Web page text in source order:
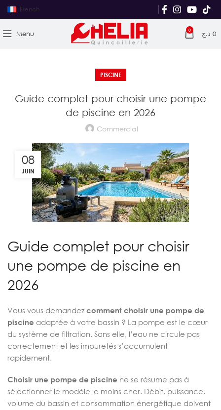
French
Menu 0 0 د.ج
PISCINE
Guide complet pour choisir une pompe
de piscine en 2026
Commercial
08
JUIN
Guide complet pour choisir
une pompe de piscine en
2026
Vous vous demandez comment choisir une pompe de
piscine adaptée à votre bassin ? La pompe est le cœur
du système de filtration. Sans elle, l’eau ne circule pas
correctement et les impuretés s’accumulent
rapidement.
Choisir une pompe de piscine ne se résume pas à
sélectionner le modèle le moins cher. Débit, puissance,
volume du bassin et consommation énergétique doivent